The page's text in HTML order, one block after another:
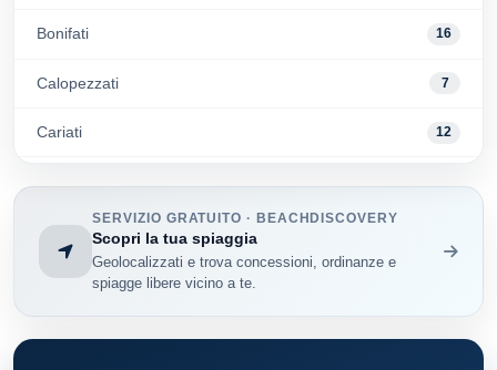
Bonifati 16
Calopezzati 7
Cariati 12
Cetraro
Cosenza
SERVIZIO GRATUITO · BEACHDISCOVERY
Scopri la tua spiaggia
Geolocalizzati e trova concessioni, ordinanze e
spiagge libere vicino a te.